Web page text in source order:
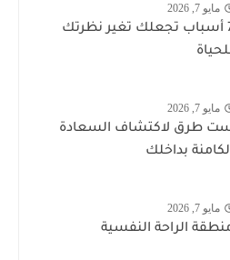
مايو 7, 2026
7 أسباب تجعلك تغير نظرتك
مايو 7, 2026
طرق لاكتشاف السعادة
بداخلك
مايو 7, 2026
الراحة النفسية